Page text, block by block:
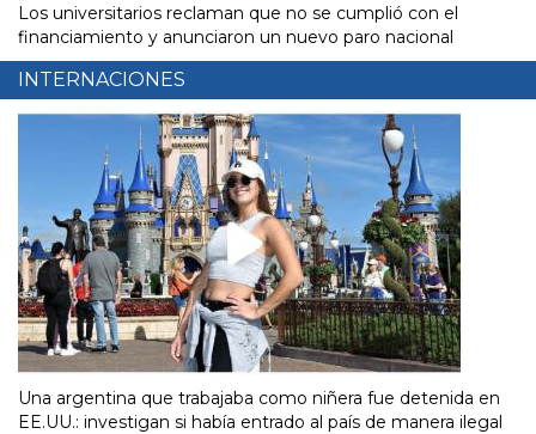
Los universitarios reclaman que no se cumplió con el
financiamiento y anunciaron un nuevo paro nacional
INTERNACIONES
Una argentina que trabajaba como niñera fue detenida en
EE.UU.: investigan si había entrado al país de manera ilegal